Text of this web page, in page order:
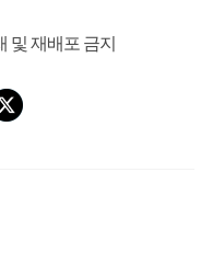
및 재배포 금지